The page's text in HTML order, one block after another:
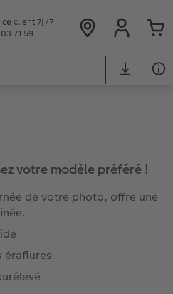
client 7J/7
71 59
votre modèle préféré !
de votre photo, offre une
éraflures